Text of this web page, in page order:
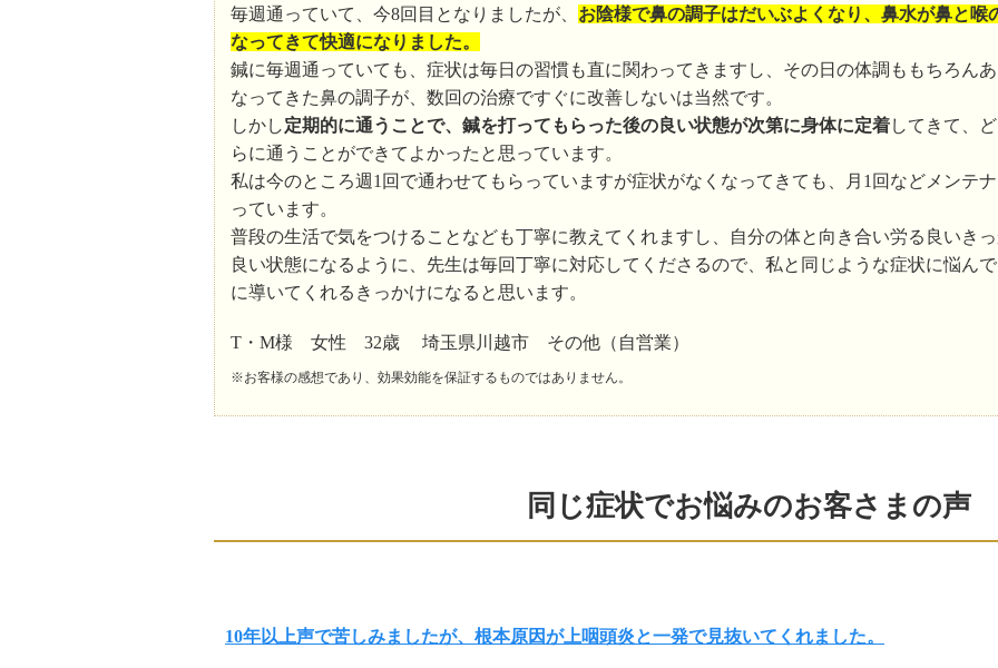
毎週通っていて、今8回目となりましたが、 お陰様で鼻の調子はだいぶよくなり、鼻水が鼻と喉
なってきて快適になりました。
鍼に毎週通っていても、症状は毎日の習慣も直に関わってきますし、その日の体調ももちろん
なってきた鼻の調子が、数回の治療ですぐに改善しないは当然です。
しかし定期的に通うことで、鍼を打ってもらった後の良い状態が次第に身体に定着してきて、
らに通うことができてよかったと思っています。
私は今のところ週1回で通わせてもらっていますが症状がなくなってきても、月1回などメンテ
っています。
普段の生活で気をつけることなども丁寧に教えてくれますし、自分の体と向き合い労る良いき
良い状態になるように、先生は毎回丁寧に対応してくださるので、私と同じような症状に悩ん
に導いてくれるきっかけになると思います。
T・M様 女性 32歳 埼玉県川越市 その他（自営業）
※お客様の感想であり、効果効能を保証するものではありません。
同じ症状でお悩みのお客さまの声
10年以上声で苦しみましたが、根本原因が上咽頭炎と一発で見抜いてくれました。